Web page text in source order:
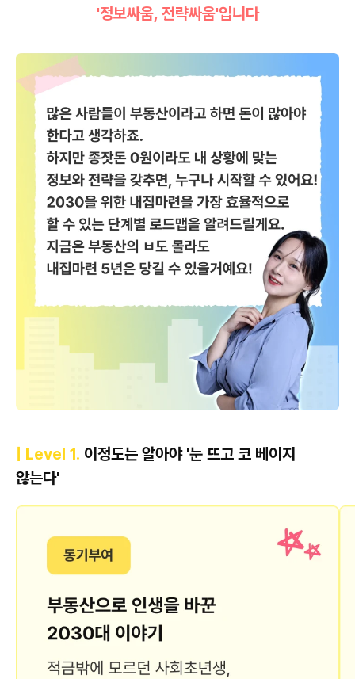
'정보싸움, 전략싸움'입니다
| Level 1. 이정도는 알아야 '눈 뜨고 코 베이지
않는다'